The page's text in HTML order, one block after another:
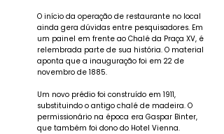
O início da operação de restaurante no local
ainda gera dúvidas entre pesquisadores. Em
um painel em frente ao Chalé da Praça XV, é
relembrada parte de sua história. O material
aponta que a inauguração foi em 22 de
novembro de 1885.
Um novo prédio foi construído em 1911,
substituindo o antigo chalé de madeira. O
permissionário na época era Gaspar Binter,
que também foi dono do Hotel Vienna.